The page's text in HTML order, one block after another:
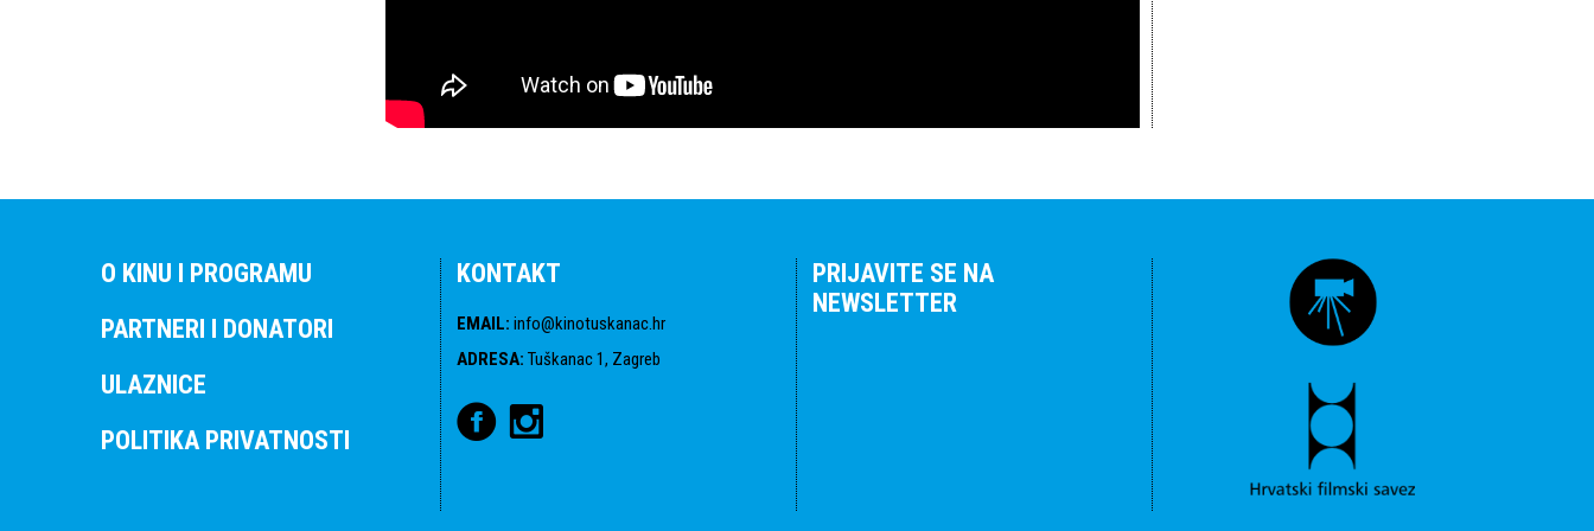
O KINU I PROGRAMU
PARTNERI I DONATORI
ULAZNICE
POLITIKA PRIVATNOSTI
KONTAKT
EMAIL: info@kinotuskanac.hr
ADRESA: Tuškanac 1, Zagreb
PRIJAVITE SE NA
NEWSLETTER